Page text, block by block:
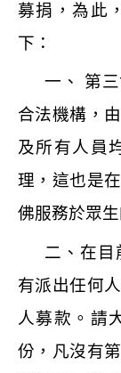
募捐，為此
下：
一、 第
合法機構，
及所有人員
理，這也是
佛服務於眾生
二、在目
有派出任何
人募款。請
份，凡沒有